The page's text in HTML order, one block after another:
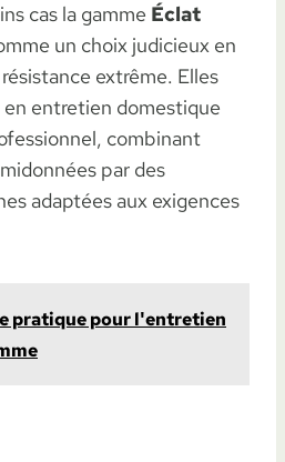
cas la gamme Éclat
un choix judicieux en
extrême. Elles
en entretien domestique
combinant
par des
adaptées aux exigences
pratique pour l'entretien